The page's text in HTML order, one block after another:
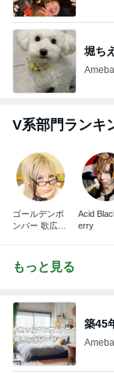
堀ち
V系部門ランキ
ゴールデンボ
ンバー 歌広場
Acid
erry
もっと見る
築45